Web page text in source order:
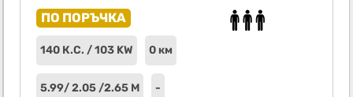
ПО ПОРЪЧКА
140 К.С. / 103 KW 0 км
5.99/ 2.05 /2.65 М -